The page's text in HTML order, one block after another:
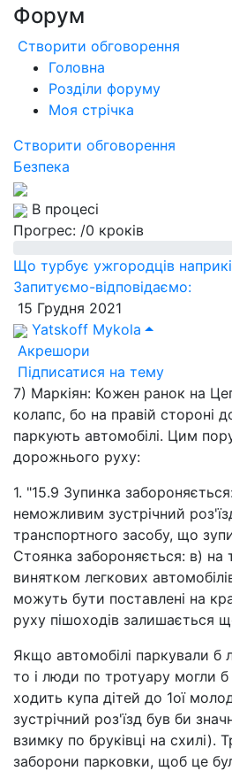
Форум
Створити обговорення
Головна
Розділи форуму
Моя стрічка
Створити обговорення
Безпека
В процесі
Прогрес: /0 кроків
Що турбує ужгородців
Запитуємо-відповідаємо:
15 Грудня 2021
Yatskoff Mykola
Акрешори
Підписатися на тему
7) Маркіян: Кожен ранок на
колапс, бо на правій стороні
паркують автомобілі. Цим
дорожнього руху:
1. "15.9 Зупинка
неможливим зустрічний
транспортного засобу, що
Стоянка забороняється: в) на
винятком легкових
можуть бути поставлені на
руху пішоходів залишається
Якщо автомобілі паркували б
то і люди по тротуару могли
ходить купа дітей до 1ої
зустрічний роз'їзд був би
взимку по бруківці на схилі).
заборони парковки, щоб це